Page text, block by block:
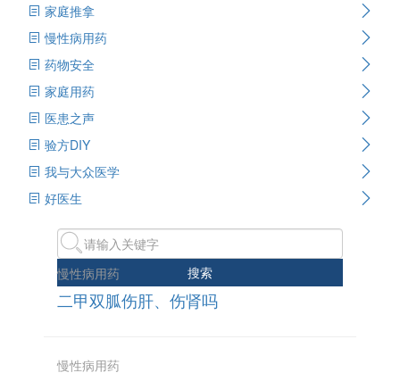
家庭推拿
慢性病用药
药物安全
家庭用药
医患之声
验方DIY
我与大众医学
好医生
搜索
慢性病用药
二甲双胍伤肝、伤肾吗
慢性病用药